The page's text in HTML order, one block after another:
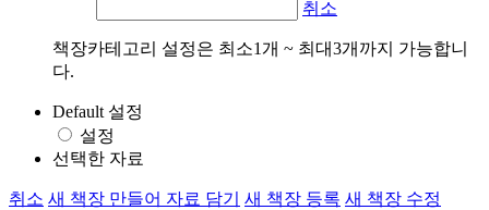
취소
책장카테고리 설정은 최소1개 ~ 최대3개까지 가능합니
다.
Default 설정
설정
선택한 자료
취소 새 책장 만들어 자료 담기 새 책장 등록 새 책장 수정